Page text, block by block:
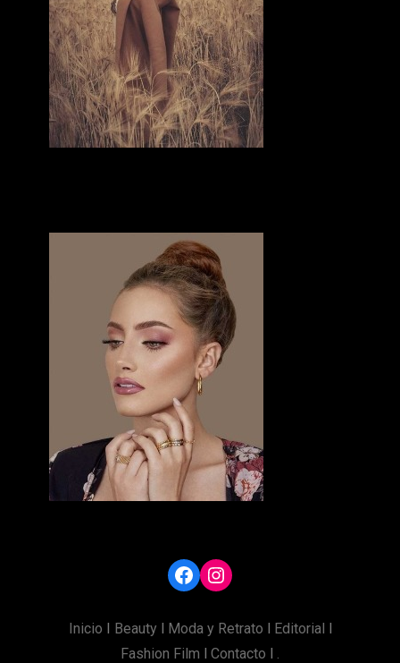
Inicio I Beauty l Moda y Retrato l Editorial l
Fashion Film l Contacto l .